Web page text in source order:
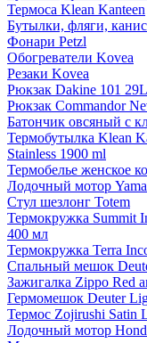
Термоса Klean Kanteen
Бутылки, фляги,
Фонари Petzl
Обогреватели Kovea
Резаки Kovea
Рюкзак Dakine 101 29L
Рюкзак Commandor
Батончик овсяный с
Термобутылка Klean
Stainless 1900 ml
Термобелье женское
Лодочный мотор
Стул шезлонг Totem
Термокружка Summit
400 мл
Термокружка Terra
Спальный мешок
Зажигалка Zippo Red
Гермомешок Deuter
Термос Zojirushi Satin
Лодочный мотор